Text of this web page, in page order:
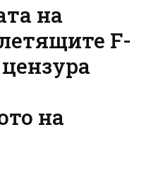
на
F-
на